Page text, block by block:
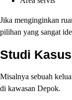
Jika menginginkan
pilihan yang sangat
Studi
Misalnya sebuah
di kawasan Depok.